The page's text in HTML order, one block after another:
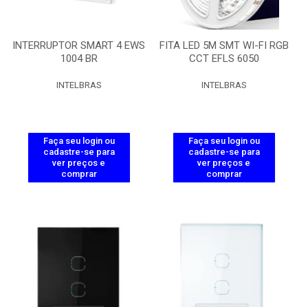
INTERRUPTOR SMART 4 EWS
1004 BR
INTELBRAS
Faça seu login ou
cadastre-se para
ver preços e
comprar
FITA LED 5M SMT WI-FI RGB
CCT EFLS 6050
INTELBRAS
Faça seu login ou
cadastre-se para
ver preços e
comprar